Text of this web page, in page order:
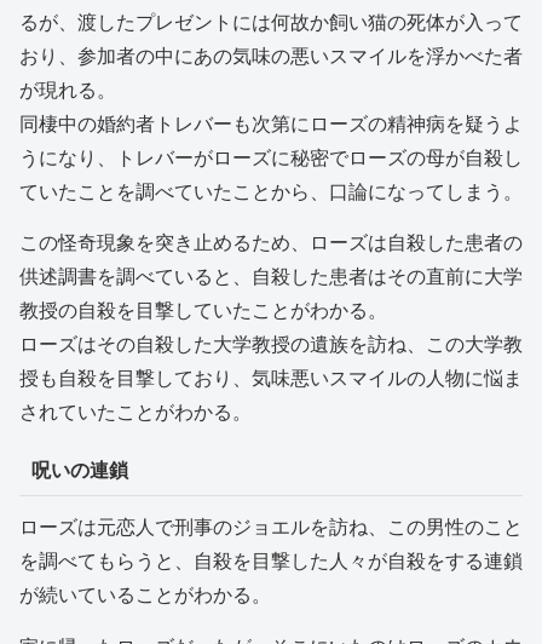
るが、渡したプレゼントには何故か飼い猫の死体が入って
おり、参加者の中にあの気味の悪いスマイルを浮かべた者
が現れる。
同棲中の婚約者トレバーも次第にローズの精神病を疑うよ
うになり、トレバーがローズに秘密でローズの母が自殺し
ていたことを調べていたことから、口論になってしまう。
この怪奇現象を突き止めるため、ローズは自殺した患者の
供述調書を調べていると、自殺した患者はその直前に大学
教授の自殺を目撃していたことがわかる。
ローズはその自殺した大学教授の遺族を訪ね、この大学教
授も自殺を目撃しており、気味悪いスマイルの人物に悩ま
されていたことがわかる。
呪いの連鎖
ローズは元恋人で刑事のジョエルを訪ね、この男性のこと
を調べてもらうと、自殺を目撃した人々が自殺をする連鎖
が続いていることがわかる。